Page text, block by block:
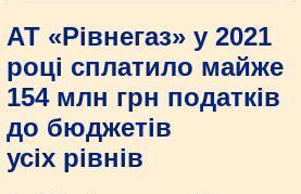
АТ «Рівнегаз» у 2021
році сплатило майже
154 млн грн податків
до бюджетів
усіх рівнів